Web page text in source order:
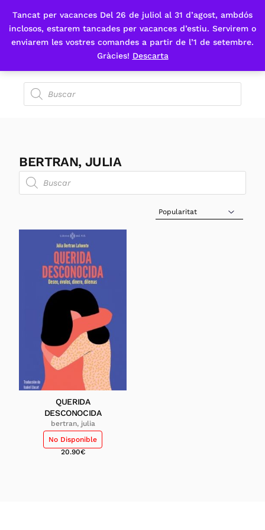
Tancat per vacances Del 26 de juliol al 31 d’agost, ambdós
inclosos, estarem tancades per vacances d’estiu. Servirem o
enviarem les vostres comandes a partir de l’1 de setembre.
Gràcies! Descarta
Fes-te'n sòcia
BERTRAN, JULIA
Sort Products
QUERIDA
DESCONOCIDA
bertran, julia
No Disponible
20.90€